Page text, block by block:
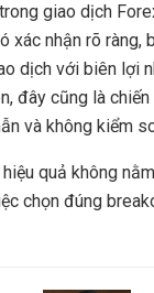
giao dịch
xác nhận rõ ràng,
dịch với biên lợi
đây cũng là
và không kiểm
quả không
chọn đúng